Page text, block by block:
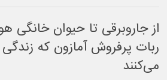
ربات پرفروش آمازون که
می‌کنند